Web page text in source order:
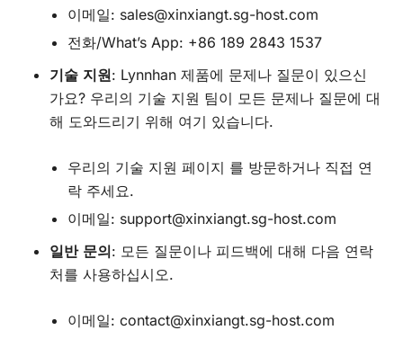
이메일: sales@xinxiangt.sg-host.com
전화/What’s App: +86 189 2843 1537
기술 지원: Lynnhan 제품에 문제나 질문이 있으신
가요? 우리의 기술 지원 팀이 모든 문제나 질문에 대
해 도와드리기 위해 여기 있습니다.
우리의 기술 지원 페이지 를 방문하거나 직접 연
락 주세요.
이메일: support@xinxiangt.sg-host.com
일반 문의: 모든 질문이나 피드백에 대해 다음 연락
처를 사용하십시오.
이메일: contact@xinxiangt.sg-host.com